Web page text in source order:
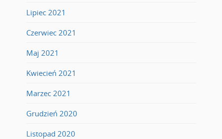
Lipiec 2021
Czerwiec 2021
Maj 2021
Kwiecień 2021
Marzec 2021
Grudzień 2020
Listopad 2020